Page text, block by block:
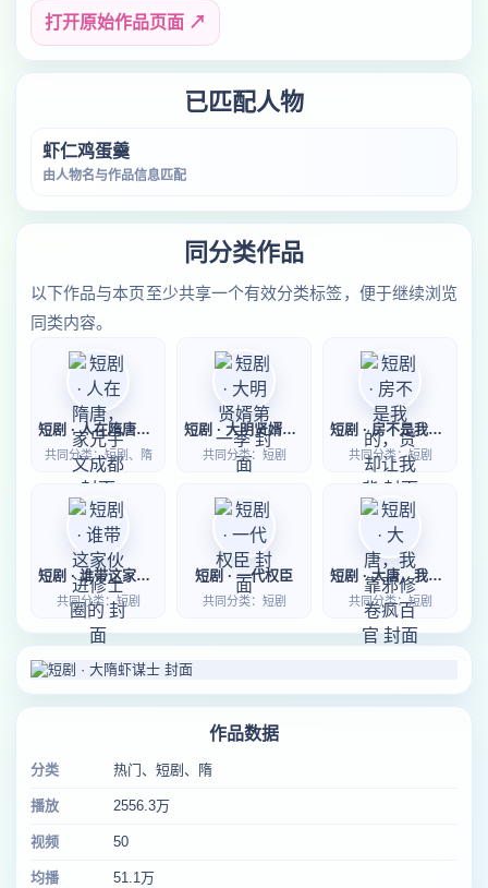
打开原始作品页面 ↗
已匹配人物
虾仁鸡蛋羹
由人物名与作品信息匹配
同分类作品
以下作品与本页至少共享一个有效分类标签，便于继续浏览
同类内容。
短剧 · 人在隋唐，家兄宇文成都
共同分类：短剧、隋
短剧 · 大明贤婿第一季
共同分类：短剧
短剧 · 房不是我的，贷却让我背
共同分类：短剧
短剧 · 谁带这家伙进修士圈的
共同分类：短剧
短剧 · 一代权臣
共同分类：短剧
短剧 · 大唐，我靠邪修卷疯百官
共同分类：短剧
作品数据
分类 热门、短剧、隋
播放 2556.3万
视频 50
均播 51.1万